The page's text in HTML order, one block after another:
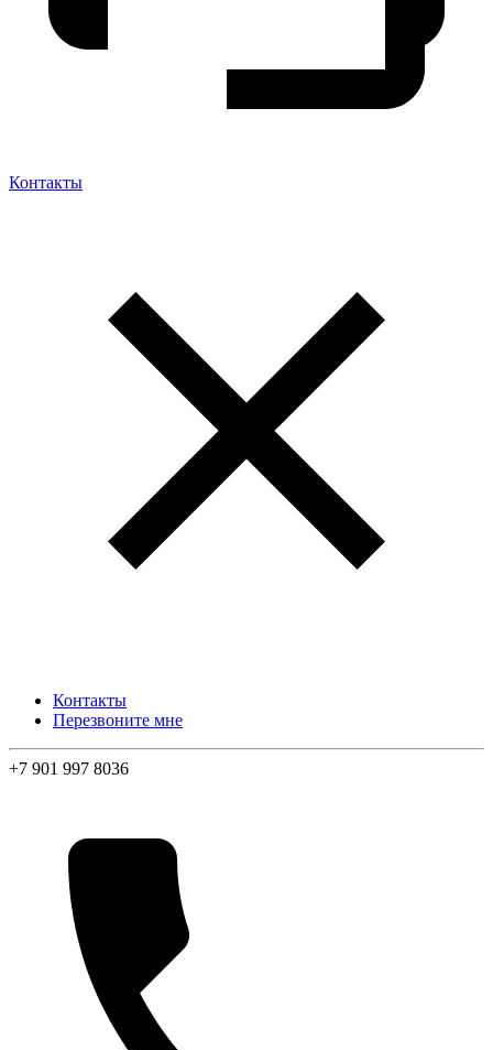
Контакты
Контакты
Перезвоните мне
+7 901 997 8036